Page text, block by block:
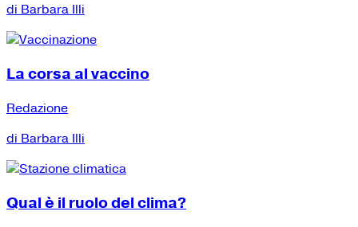
di Barbara Illi
La corsa al vaccino
Redazione
di Barbara Illi
Qual è il ruolo del clima?